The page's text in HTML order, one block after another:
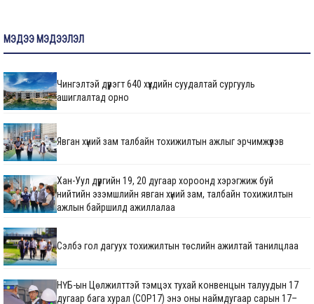
МЭДЭЭ МЭДЭЭЛЭЛ
Чингэлтэй дүүрэгт 640 хүүхдийн суудалтай сургууль
ашиглалтад орно
Явган хүний зам талбайн тохижилтын ажлыг эрчимжүүлэв
Хан-Уул дүүргийн 19, 20 дугаар хороонд хэрэгжиж буй
нийтийн эзэмшлийн явган хүний зам, талбайн тохижилтын
ажлын байршилд ажиллалаа
Сэлбэ гол дагуух тохижилтын төслийн ажилтай танилцлаа
НҮБ-ын Цөлжилттэй тэмцэх тухай конвенцын талуудын 17
дугаар бага хурал (COP17) энэ оны наймдугаар сарын 17–